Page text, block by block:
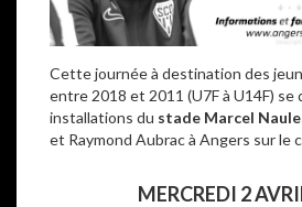
Cette journée à destination des
entre 2018 et 2011 (U7F à U14F) se
installations du stade Marcel
et Raymond Aubrac à Angers sur le
MERCREDI 2